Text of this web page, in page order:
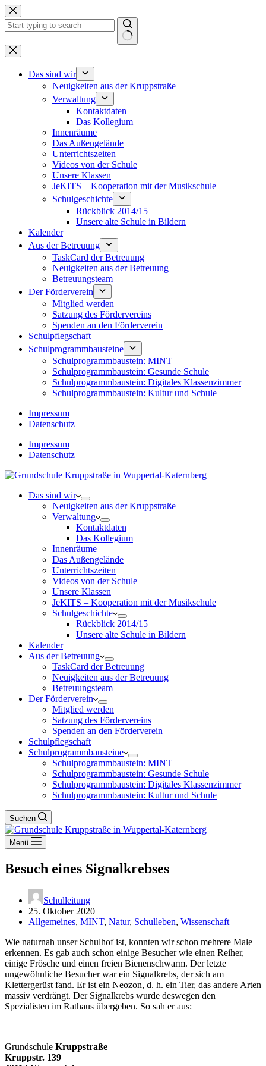
Zum
Inhalt
springen
Keine
Ergebnisse
Das sind wir
Neuigkeiten aus der Kruppstraße
Verwaltung
Kontaktdaten
Das Kollegium
Innenräume
Das Außengelände
Unterrichtszeiten
Videos von der Schule
Unsere Klassen
JeKITS – Kooperation mit der Musikschule
Schulgeschichte
Rückblick 2014/15
Unsere alte Schule in Bildern
Kalender
Aus der Betreuung
TaskCard der Betreuung
Neuigkeiten aus der Betreuung
Betreuungsteam
Der Förderverein
Mitglied werden
Satzung des Fördervereins
Spenden an den Förderverein
Schulpflegschaft
Schulprogrammbausteine
Schulprogrammbaustein: MINT
Schulprogrammbaustein: Gesunde Schule
Schulprogrammbaustein: Digitales Klassenzimmer
Schulprogrammbaustein: Kultur und Schule
Impressum
Datenschutz
Impressum
Datenschutz
Das sind wir
Neuigkeiten aus der Kruppstraße
Verwaltung
Kontaktdaten
Das Kollegium
Innenräume
Das Außengelände
Unterrichtszeiten
Videos von der Schule
Unsere Klassen
JeKITS – Kooperation mit der Musikschule
Schulgeschichte
Rückblick 2014/15
Unsere alte Schule in Bildern
Kalender
Aus der Betreuung
TaskCard der Betreuung
Neuigkeiten aus der Betreuung
Betreuungsteam
Der Förderverein
Mitglied werden
Satzung des Fördervereins
Spenden an den Förderverein
Schulpflegschaft
Schulprogrammbausteine
Schulprogrammbaustein: MINT
Schulprogrammbaustein: Gesunde Schule
Schulprogrammbaustein: Digitales Klassenzimmer
Schulprogrammbaustein: Kultur und Schule
Suchen
Menü
Besuch eines Signalkrebses
Schulleitung
25. Oktober 2020
Allgemeines, MINT, Natur, Schulleben, Wissenschaft
Wie naturnah unser Schulhof ist, konnten wir schon mehrere Male
erkennen. Es gab auch schon einige Besucher wie einen Reiher,
einige Frösche und einen freien Bienenschwarm. Der letzte
ungewöhnliche Besucher war ein Signalkrebs, der sich am
Klettergerüst fand. Er ist ein Neozon, d. h. ein Tier, das andere Arten
massiv verdrängt. Der Signalkrebs wurde deswegen den
Spezialisten im Rathaus übergeben. So sah er aus:
Grundschule Kruppstraße
Kruppstr. 139